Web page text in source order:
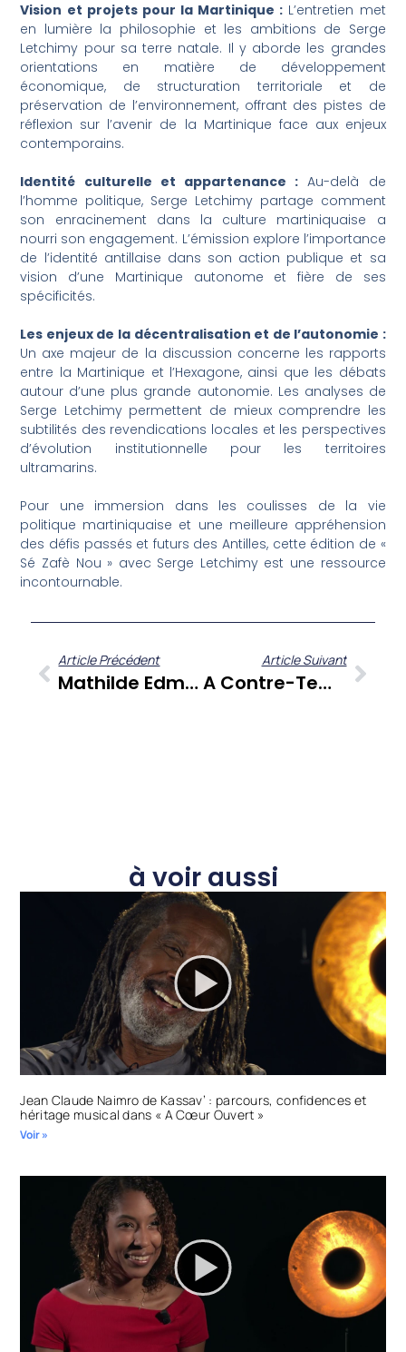
Vision et projets pour la Martinique : L’entretien met
en lumière la philosophie et les ambitions de Serge
Letchimy pour sa terre natale. Il y aborde les grandes
orientations en matière de développement
économique, de structuration territoriale et de
préservation de l’environnement, offrant des pistes de
réflexion sur l’avenir de la Martinique face aux enjeux
contemporains.
Identité culturelle et appartenance : Au-delà de
l’homme politique, Serge Letchimy partage comment
son enracinement dans la culture martiniquaise a
nourri son engagement. L’émission explore l’importance
de l’identité antillaise dans son action publique et sa
vision d’une Martinique autonome et fière de ses
spécificités.
Les enjeux de la décentralisation et de l’autonomie :
Un axe majeur de la discussion concerne les rapports
entre la Martinique et l’Hexagone, ainsi que les débats
autour d’une plus grande autonomie. Les analyses de
Serge Letchimy permettent de mieux comprendre les
subtilités des revendications locales et les perspectives
d’évolution institutionnelle pour les territoires
ultramarins.
Pour une immersion dans les coulisses de la vie
politique martiniquaise et une meilleure appréhension
des défis passés et futurs des Antilles, cette édition de «
Sé Zafè Nou » avec Serge Letchimy est une ressource
incontournable.
Article Précédent
Mathilde Edmond Mariette : ‘Kouté Sa’, Une Exploration Culturelle Essentielle
Article Suivant
A Contre-Temps : L’actualité Décryptée Par Les Chroniqueurs, Édition Du 3 Février 2023
à voir aussi
Jean Claude Naimro de Kassav’ : parcours, confidences et
héritage musical dans « A Cœur Ouvert »
Voir »